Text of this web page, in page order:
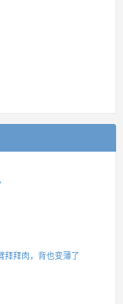
拜拜肉，背也变薄了